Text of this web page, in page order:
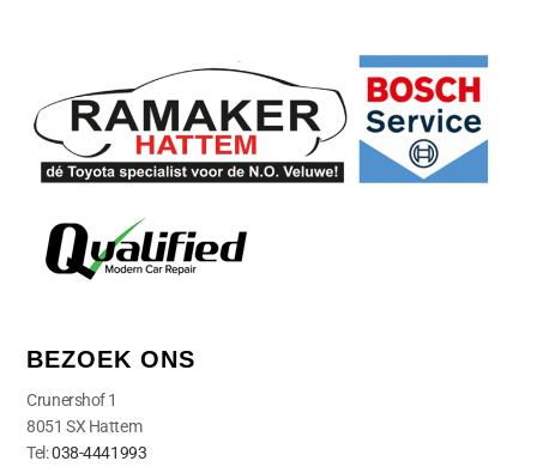
BEZOEK ONS
Crunershof 1
8051 SX Hattem
Tel:038-4441993